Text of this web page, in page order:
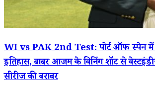
WI vs PAK 2nd Test: पोर्ट ऑफ स्पेन में
इतिहास, बाबर आजम के विनिंग शॉट से
सीरीज की बराबर